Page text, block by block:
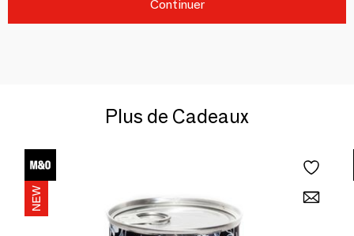
Continuer
Plus de Cadeaux